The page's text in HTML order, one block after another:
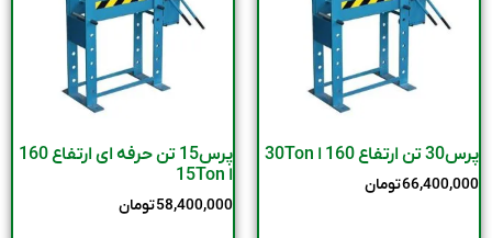
پرس30 تن ارتفاع 160 ا 30Ton
66,400,000تومان
پرس15 تن حرفه ای ارتفاع 160
ا 15Ton
58,400,000تومان